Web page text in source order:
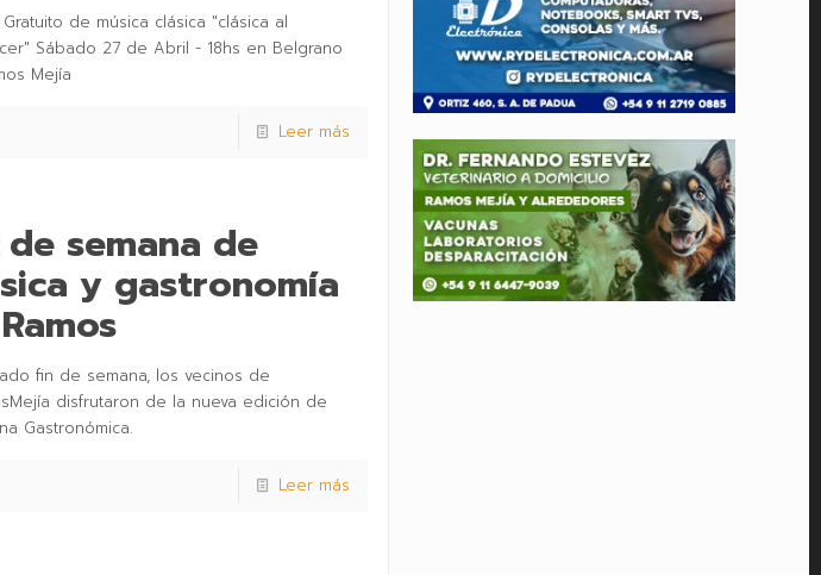
Gratuito de música clásica "clásica al
Sábado 27 de Abril - 18hs en Belgrano
Mejía
Leer más
de semana de
y gastronomía
fin de semana, los vecinos de
disfrutaron de la nueva edición de
Gastronómica.
Leer más